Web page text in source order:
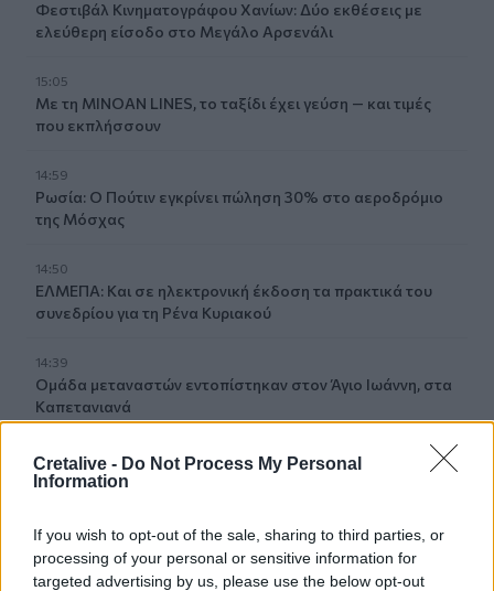
Cretalive - Do Not Process My Personal
Information
If you wish to opt-out of the sale, sharing to third parties, or
processing of your personal or sensitive information for
targeted advertising by us, please use the below opt-out
Φεστιβάλ Κινηματογράφου Χανίων: Δύο εκθέσεις με
ελεύθερη είσοδο στο Μεγάλο Αρσενάλι
15:05
Με τη MINOAN LINES, το ταξίδι έχει γεύση — και τιμές
που εκπλήσσουν
14:59
Ρωσία: Ο Πούτιν εγκρίνει πώληση 30% στο αεροδρόμιο
της Μόσχας
14:50
ΕΛΜΕΠΑ: Και σε ηλεκτρονική έκδοση τα πρακτικά του
συνεδρίου για τη Ρένα Κυριακού
14:39
Ομάδα μεταναστών εντοπίστηκαν στον Άγιο Ιωάννη, στα
Καπετανιανά
14:36
Θέουτα: Ταυτοποιούν τα θύματα της μαζικής εισροής
ΠΕΡΙΣΣΟΤΕΡΑ